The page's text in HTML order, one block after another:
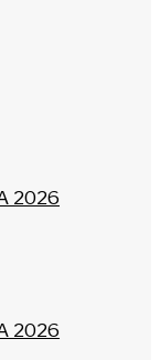
2026
2026